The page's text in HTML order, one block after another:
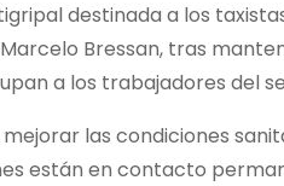
destinada a los
Bressan, tras
a los trabajadores del
las condiciones
están en contacto